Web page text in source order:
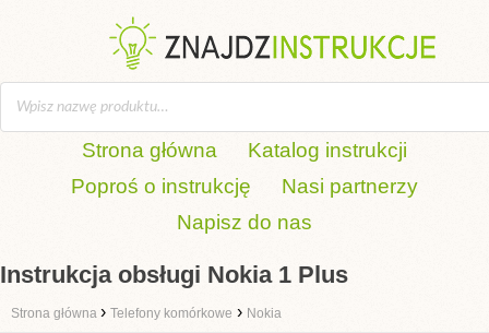
Strona główna
Katalog instrukcji
Poproś o instrukcję
Nasi partnerzy
Napisz do nas
Instrukcja obsługi Nokia 1 Plus
Strona główna › Telefony komórkowe › Nokia